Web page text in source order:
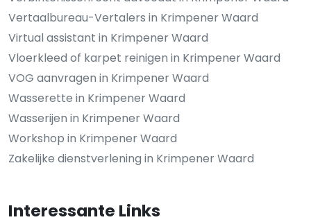
Vertaalbureau-Vertalers in Krimpener Waard
Virtual assistant in Krimpener Waard
Vloerkleed of karpet reinigen in Krimpener Waard
VOG aanvragen in Krimpener Waard
Wasserette in Krimpener Waard
Wasserijen in Krimpener Waard
Workshop in Krimpener Waard
Zakelijke dienstverlening in Krimpener Waard
Interessante Links